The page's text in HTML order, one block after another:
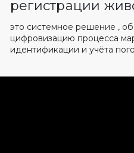
регистрации
это системное решение ,
цифровизацию процесса
идентификации и учёта